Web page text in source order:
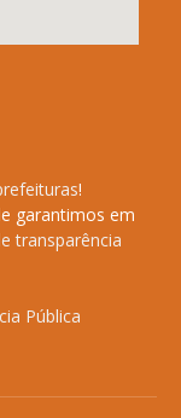
!
garantimos em
transparência
Pública